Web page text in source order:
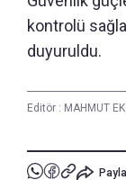
kontrolü
duyuruldu.
Editör : MAHMUT